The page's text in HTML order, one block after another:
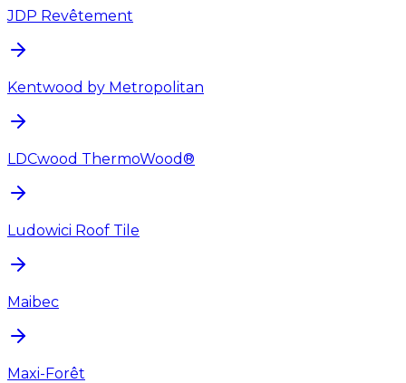
JDP Revêtement
Kentwood by Metropolitan
LDCwood ThermoWood®
Ludowici Roof Tile
Maibec
Maxi-Forêt